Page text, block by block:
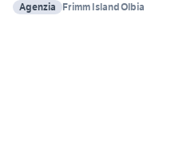
Agenzia
Frimm Island Olbia